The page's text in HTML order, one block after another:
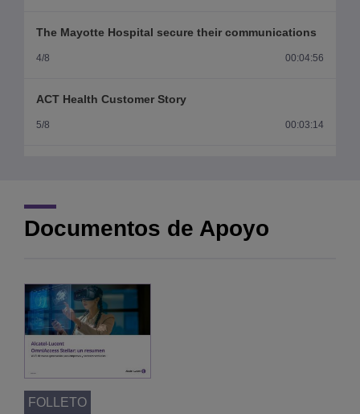
The Mayotte Hospital secure their communications
4/8 00:04:56
ACT Health Customer Story
5/8 00:03:14
Nurse Digital Workplace: alarm fatigue
Nurse Digital Workplace: nurses painpoints
8/8
Documentos de Apoyo
FOLLETO